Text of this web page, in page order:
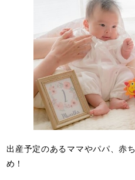
出産予定のあるママやパパ、赤
め！